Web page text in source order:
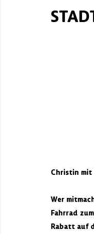
Christin mit
Wer
Fahrrad
Rabatt auf